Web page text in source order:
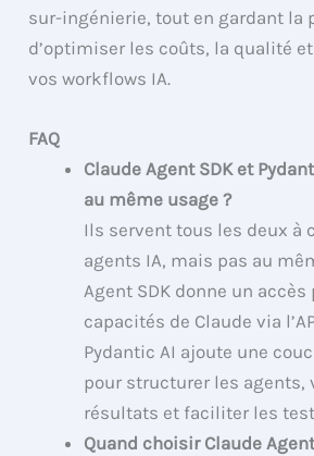
sur-ingénierie, tout en gardant la
d’optimiser les coûts, la qualité
vos workflows IA.
FAQ
Claude Agent SDK et
au même usage ?
Ils servent tous les deux à
agents IA, mais pas au
Agent SDK donne un
capacités de Claude via
Pydantic AI ajoute une
pour structurer les agents,
résultats et faciliter les
Quand choisir Claude